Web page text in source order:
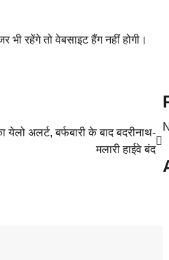
रहेंगे तो वेबसाइट हैंग नहीं होगी।
येलो अलर्ट, बर्फबारी के बाद बदरीनाथ-
मलारी हाईवे बंद